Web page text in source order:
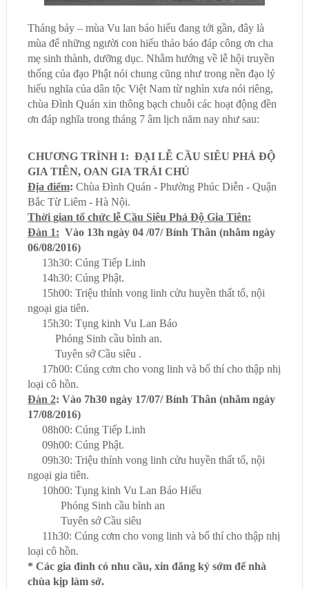
Tháng bảy – mùa Vu lan báo hiếu đang tới gần, đây là
mùa để những người con hiếu thảo báo đáp công ơn cha
mẹ sinh thành, dưỡng dục. Nhằm hướng về lễ hội truyền
thống của đạo Phậtnói chung cũng như trong nền đạo lý
hiếu nghĩa của dân tộcViệt Namtừ nghìn xưa nói riêng,
chùa Đình Quán xin thông bạch chuỗi các hoạt động đền
ơn đáp nghĩa trong tháng 7 âm lịch năm nay như sau:
CHƯƠNG TRÌNH 1: ĐẠI LỄ CẦU SIÊU PHẢ ĐỘ
GIA TIÊN, OAN GIA TRÁI CHỦ
Địa điểm: Chùa Đình Quán - Phường Phúc Diễn - Quận
Bắc Từ Liêm - Hà Nội.
Thời gian tổ chức lễ Cầu Siêu Phả Độ Gia Tiên:
Đàn 1: Vào 13h ngày 04 /07/ Bính Thân (nhằm ngày
06/08/2016)
- 13h30: Cúng Tiếp Linh
- 14h30: Cúng Phật.
- 15h00: Triệu thỉnh vong linh cửu huyền thất tổ, nội
ngoại gia tiên.
15h30: Tụng kinh Vu Lan Báo
Phóng Sinh cầu bình an.
Tuyên sớ Cầu siêu .
- 17h00: Cúng cơm cho vong linh và bố thí cho thập nhị
loại cô hồn.
Đàn 2: Vào 7h30 ngày 17/07/ Bính Thân (nhằm ngày
17/08/2016)
08h00: Cúng Tiếp Linh
09h00: Cúng Phật.
- 09h30: Triệu thỉnh vong linh cửu huyền thất tổ, nội
ngoại gia tiên.
- 10h00: Tụng kinh Vu Lan Báo Hiếu
Phóng Sinh cầu bình an
Tuyên sớ Cầu siêu
- 11h30: Cúng cơm cho vong linh và bố thí cho thập nhị
loại cô hồn.
* Các gia đình có nhu cầu, xin đăng ký sớm đểnhà
chùa kịp làmsớ.